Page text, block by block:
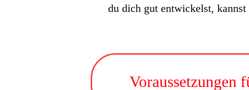
du dich gut entwickelst,
Voraussetzungen